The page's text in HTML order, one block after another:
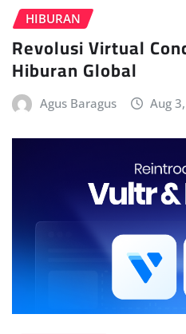
HIBURAN
Revolusi Virtual
Hiburan Global
Agus Baragus Aug